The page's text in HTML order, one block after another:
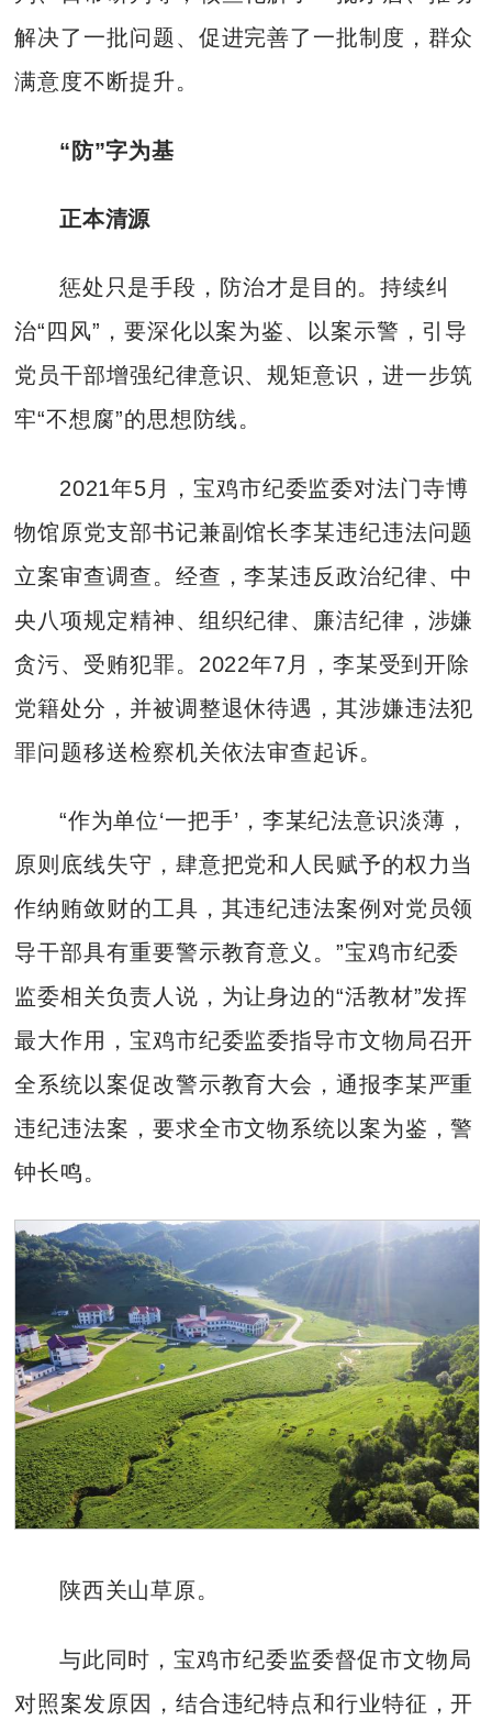
解决了一批问题、促进完善了一批制度，群众
满意度不断提升。
“防”字为基
正本清源
惩处只是手段，防治才是目的。持续纠
治“四风”，要深化以案为鉴、以案示警，引导
党员干部增强纪律意识、规矩意识，进一步筑
牢“不想腐”的思想防线。
2021年5月，宝鸡市纪委监委对法门寺博
物馆原党支部书记兼副馆长李某违纪违法问题
立案审查调查。经查，李某违反政治纪律、中
央八项规定精神、组织纪律、廉洁纪律，涉嫌
贪污、受贿犯罪。2022年7月，李某受到开除
党籍处分，并被调整退休待遇，其涉嫌违法犯
罪问题移送检察机关依法审查起诉。
“作为单位‘一把手’，李某纪法意识淡薄，
原则底线失守，肆意把党和人民赋予的权力当
作纳贿敛财的工具，其违纪违法案例对党员领
导干部具有重要警示教育意义。”宝鸡市纪委
监委相关负责人说，为让身边的“活教材”发挥
最大作用，宝鸡市纪委监委指导市文物局召开
全系统以案促改警示教育大会，通报李某严重
违纪违法案，要求全市文物系统以案为鉴，警
钟长鸣。
陕西关山草原。
与此同时，宝鸡市纪委监委督促市文物局
对照案发原因，结合违纪特点和行业特征，开